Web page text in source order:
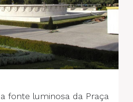
fonte luminosa da Praça